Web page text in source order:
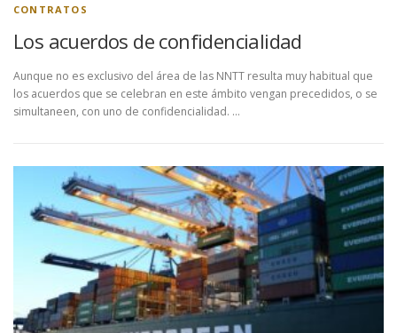
CONTRATOS
Los acuerdos de confidencialidad
Aunque no es exclusivo del área de las NNTT resulta muy habitual que
los acuerdos que se celebran en este ámbito vengan precedidos, o se
simultaneen, con uno de confidencialidad. …